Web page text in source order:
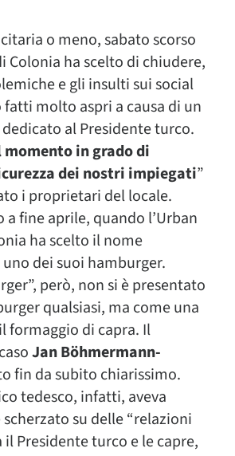
o meno, sabato scorso
Colonia ha scelto di chiudere,
e gli insulti sui social
fatti molto aspri a causa di un
al Presidente turco.
momento in grado di
dei nostri impiegati”
i proprietari del locale.
fine aprile, quando l’Urban
ha scelto il nome
dei suoi hamburger.
però, non si è presentato
qualsiasi, ma come una
formaggio di capra. Il
Jan Böhmermann-
fin da subito chiarissimo.
tedesco, infatti, aveva
su delle “relazioni
Presidente turco e le capre,